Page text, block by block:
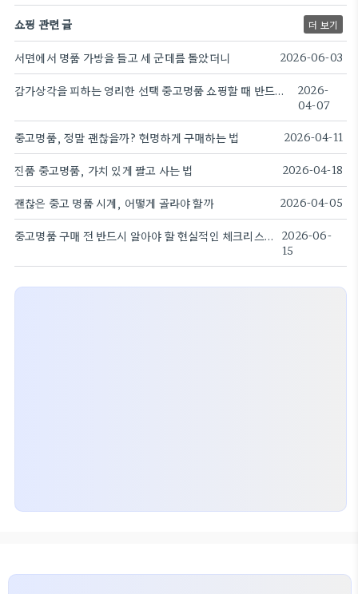
쇼핑 관련 글 더 보기
서면에서 명품 가방을 들고 세 군데를 돌았더니 2026-06-03
감가상각을 피하는 영리한 선택 중고명품 쇼핑할 때 반드시 확인해야 할 체크리스트
2026-
04-07
중고명품, 정말 괜찮을까? 현명하게 구매하는 법 2026-04-11
진품 중고명품, 가치 있게 팔고 사는 법 2026-04-18
괜찮은 중고 명품 시계, 어떻게 골라야 할까 2026-04-05
중고명품 구매 전 반드시 알아야 할 현실적인 체크리스트
2026-06-
15